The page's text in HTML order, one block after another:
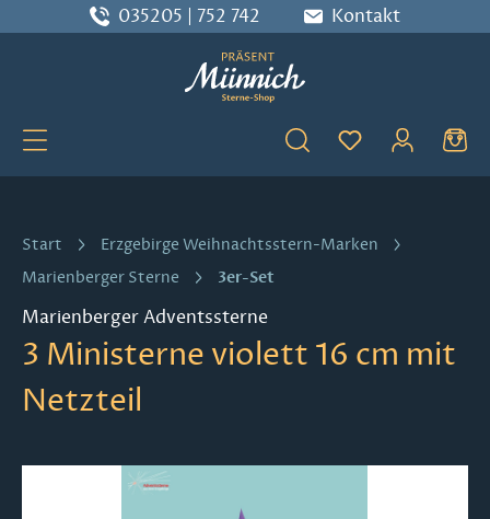
Zum Hauptinhalt springen
035205 | 752 742 Kontakt
Du hast 0
Start
Erzgebirge Weihnachtsstern-Marken
Marienberger Sterne
3er-Set
Marienberger Adventssterne
3 Ministerne violett 16 cm mit
Netzteil
Bildergalerie überspringen